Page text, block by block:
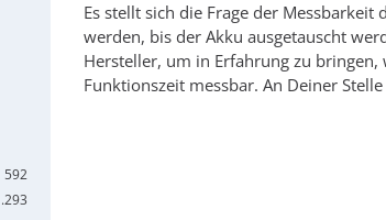
592
Es stellt sich die Frage der
werden, bis der Akku ausgetauscht
Hersteller, um in Erfahrung zu
Funktionszeit messbar. An Deiner